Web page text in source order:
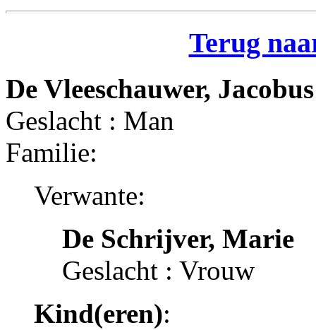
Terug
De Vleeschauwer, Jacobus
Geslacht : Man
Familie:
Verwante:
De Schrijver, Marie
Geslacht : Vrouw
Kind(eren):